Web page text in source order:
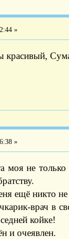
»
красивый,
»
моя не
ещё никто не
врач в
койке!
и очеявлен.